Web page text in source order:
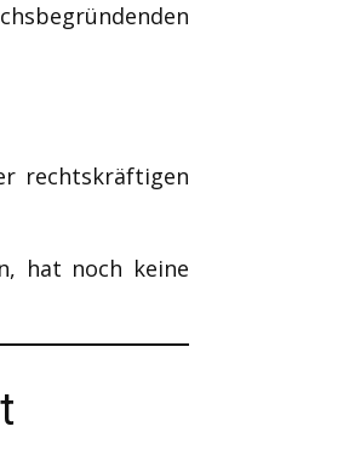
rechtskräftigen
hat noch keine